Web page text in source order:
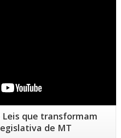
que transformam
de MT